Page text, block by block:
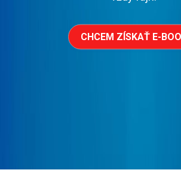
CHCEM ZÍSKAŤ E-